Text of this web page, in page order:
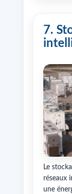
7.
Le
réseaux
une